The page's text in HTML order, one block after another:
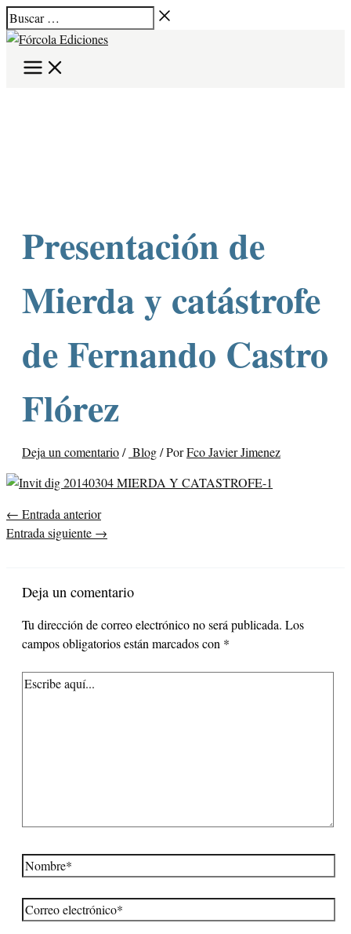
Ir
al
contenido
Buscar
…
Presentación de
Mierda y catástrofe
de Fernando Castro
Flórez
Deja un comentario/ Blog/ PorFco Javier Jimenez
← Entrada anterior
Entrada siguiente →
Deja un comentario
Tu dirección de correo electrónico no será publicada. Los
campos obligatorios están marcados con *
Escribe
aquí...
Nombre*
Correo
electrónico*
Web
B
u
c